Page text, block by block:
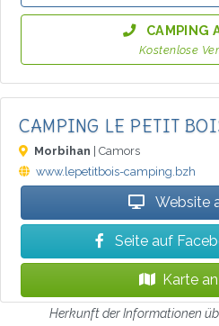
CAMPING
Kostenlose
CAMPING LE PETIT
Morbihan | Camors
www.lepetitbois-camping.bzh
Website
Seite auf
Karte
Herkunft der Informationen